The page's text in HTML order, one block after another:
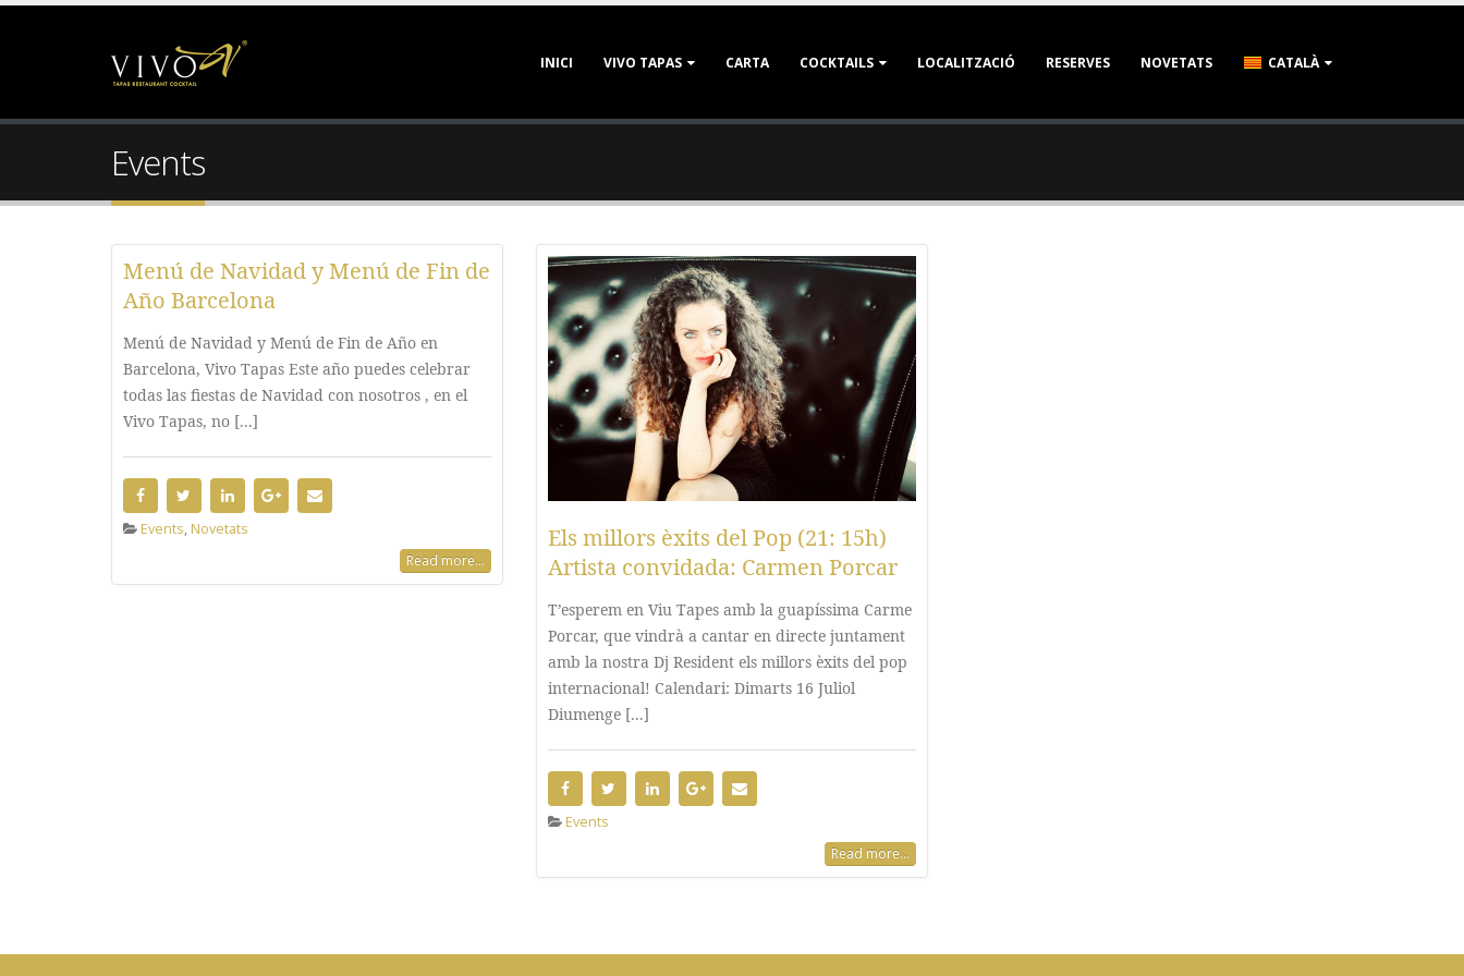
INICI VIVO TAPAS CARTA COCKTAILS LOCALITZACIÓ RESERVES NOVETATS CATALÀ
Events
Menú de Navidad y Menú de Fin de
Año Barcelona
Menú de Navidad y Menú de Fin de Año en
Barcelona, Vivo Tapas Este año puedes celebrar
todas las fiestas de Navidad con nosotros , en el
Vivo Tapas, no [...]
Events, Novetats
Read more...
Els millors èxits del Pop (21: 15h)
Artista convidada: Carmen Porcar
T’esperem en Viu Tapes amb la guapíssima Carme
Porcar, que vindrà a cantar en directe juntament
amb la nostra Dj Resident els millors èxits del pop
internacional! Calendari: Dimarts 16 Juliol
Diumenge [...]
Events
Read more...